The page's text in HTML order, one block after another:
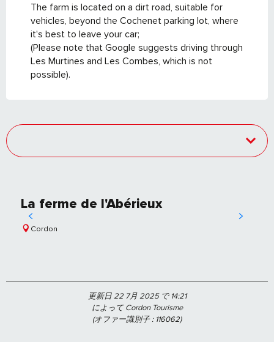
The farm is located on a dirt road, suitable for
vehicles, beyond the Cochenet parking lot, where
it's best to leave your car;
(Please note that Google suggests driving through
Les Murtines and Les Combes, which is not
possible).
La ferme de l'Abérieux
Cordon
更新日 22 7月 2025 で 14:21
によって Cordon Tourisme
(オファー識別子 : 116062)